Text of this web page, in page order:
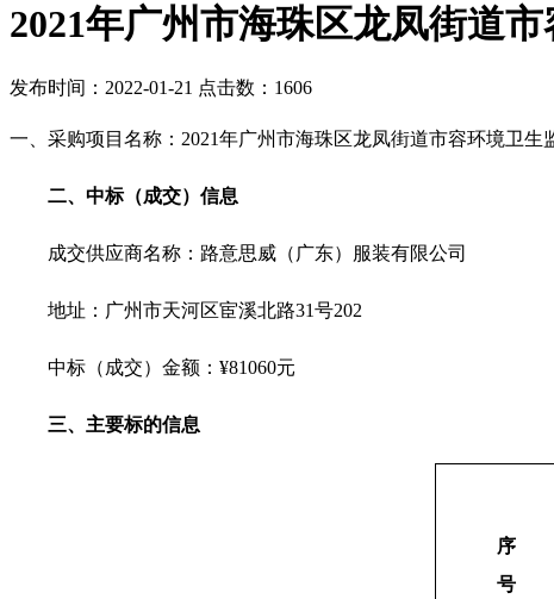
2021年广州市海珠区龙凤街道
发布时间：2022-01-21 点击数：1606
一、采购项目名称：2021年广州市海珠区龙凤街道市容环境卫生
二、 中标（成交）信息
成交供应商名称：路意思威（广东）服装有限公司
地址：广州市天河区宦溪北路31号202
中标（成交）金额：¥81060元
三、主要标的信息
序
号